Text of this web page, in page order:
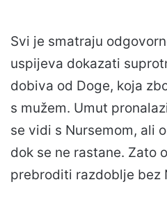
Svi je smatraju
uspijeva dokazati
dobiva od Doge, koja
s mužem. Umut
se vidi s Nursemom, ali
dok se ne rastane. Zato
prebroditi razdoblje bez